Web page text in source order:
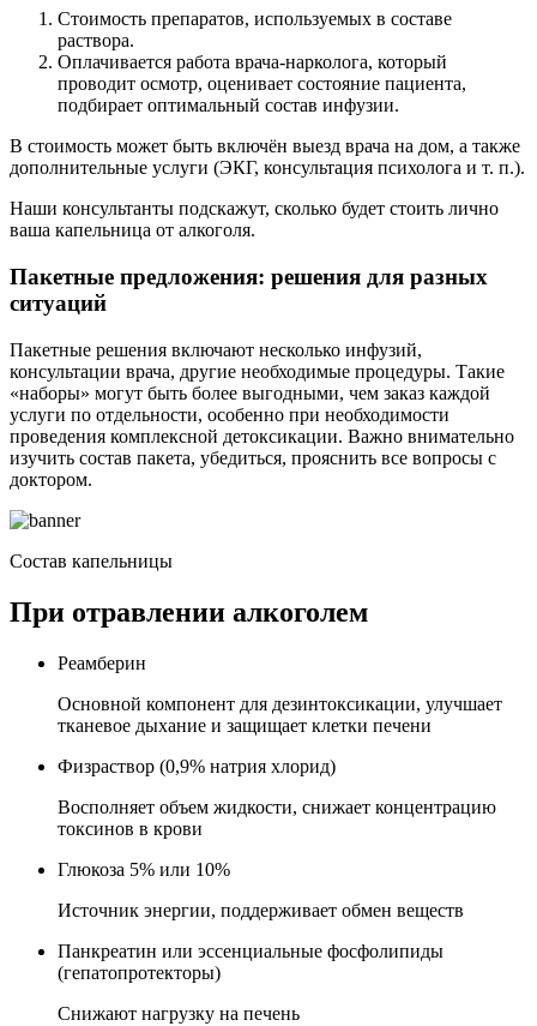
Стоимость препаратов, используемых в составе
раствора.
Оплачивается работа врача-нарколога, который
проводит осмотр, оценивает состояние пациента,
подбирает оптимальный состав инфузии.
В стоимость может быть включён выезд врача на дом, а также
дополнительные услуги (ЭКГ, консультация психолога и т. п.).
Наши консультанты подскажут, сколько будет стоить лично
ваша капельница от алкоголя.
Пакетные предложения: решения для разных
ситуаций
Пакетные решения включают несколько инфузий,
консультации врача, другие необходимые процедуры. Такие
«наборы» могут быть более выгодными, чем заказ каждой
услуги по отдельности, особенно при необходимости
проведения комплексной детоксикации. Важно внимательно
изучить состав пакета, убедиться, прояснить все вопросы с
доктором.
Состав капельницы
При отравлении алкоголем
Реамберин
Основной компонент для дезинтоксикации, улучшает
тканевое дыхание и защищает клетки печени
Физраствор (0,9% натрия хлорид)
Восполняет объем жидкости, снижает концентрацию
токсинов в крови
Глюкоза 5% или 10%
Источник энергии, поддерживает обмен веществ
Панкреатин или эссенциальные фосфолипиды
(гепатопротекторы)
Снижают нагрузку на печень